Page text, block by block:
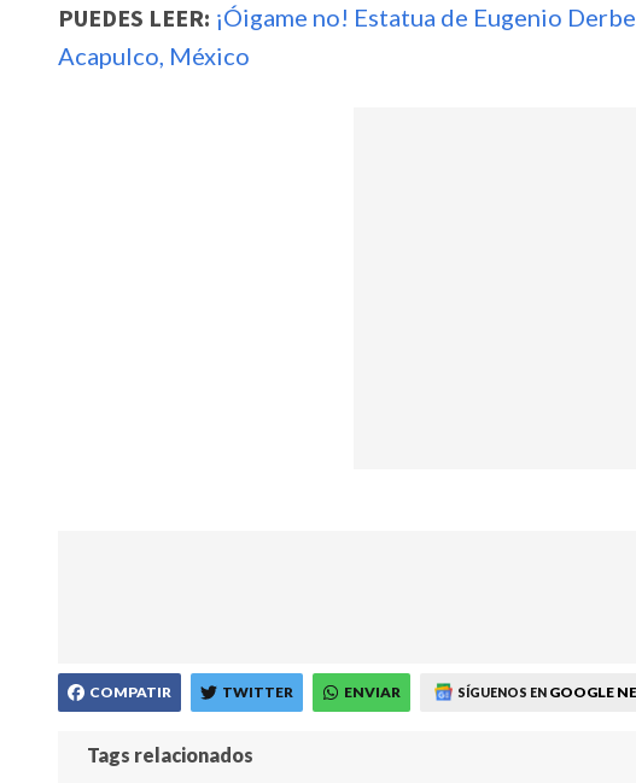
PUEDES LEER: ¡Óigame no! Estatua de Eugenio
Acapulco, México
COMPATIR TWITTER ENVIAR SÍGUENOS EN GOOGLE
Tags relacionados